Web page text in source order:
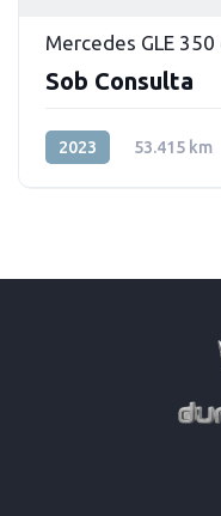
Mercedes GLE
Sob Consulta
2023 53.415 km